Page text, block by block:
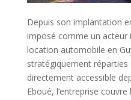
Depuis son implantation
imposé comme un acteur
location automobile en
stratégiquement
directement accessible
Eboué, l’entreprise